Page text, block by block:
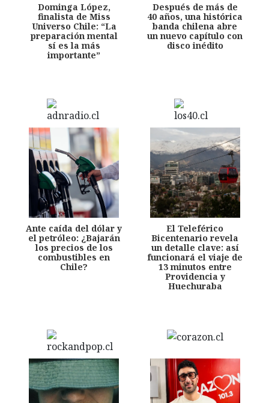
Dominga López,
finalista de Miss
Universo Chile: “La
preparación mental
sí es la más
importante”
Después de más de
40 años, una histórica
banda chilena abre
un nuevo capítulo con
disco inédito
Ante caída del dólar y
el petróleo: ¿Bajarán
los precios de los
combustibles en
Chile?
El Teleférico
Bicentenario revela
un detalle clave: así
funcionará el viaje de
13 minutos entre
Providencia y
Huechuraba